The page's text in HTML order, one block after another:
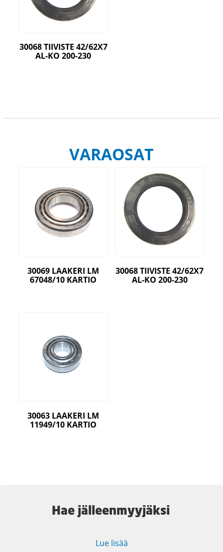
30068 TIIVISTE 42/62X7
AL-KO 200-230
VARAOSAT
30069 LAAKERI LM
67048/10 KARTIO
30068 TIIVISTE 42/62X7
AL-KO 200-230
30063 LAAKERI LM
11949/10 KARTIO
Hae jälleenmyyjäksi
Lue lisää